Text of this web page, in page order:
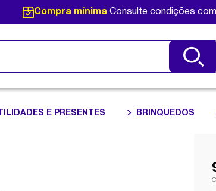
Compra mínimaConsulte condições
E PRESENTES BRINQUEDOS